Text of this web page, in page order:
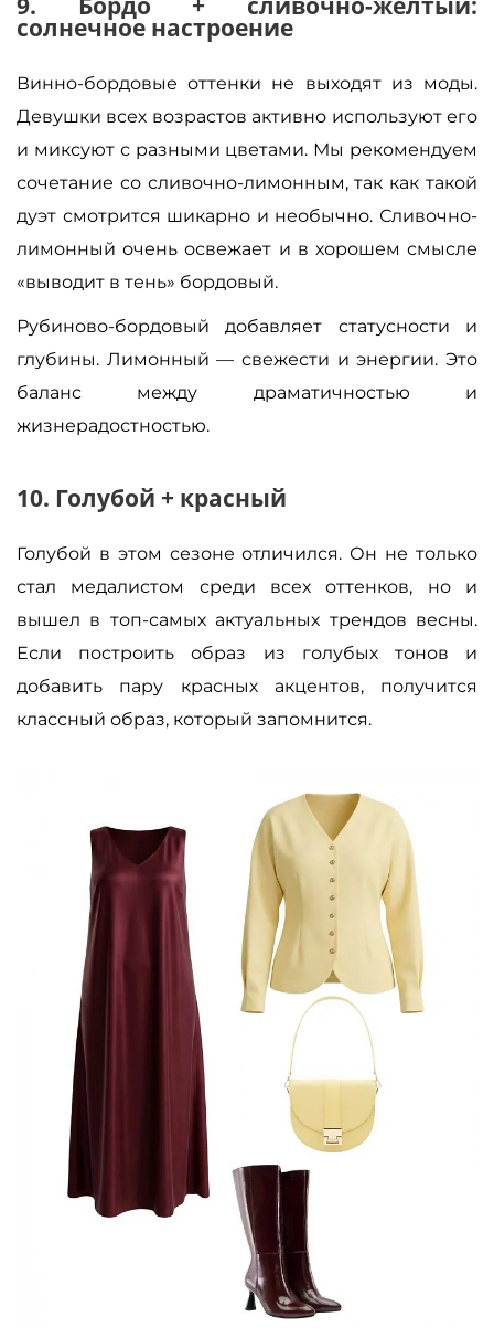
солнечное настроение
Винно-бордовые оттенки не выходят из моды.
Девушки всех возрастов активно используют его
и миксуют с разными цветами. Мы рекомендуем
сочетание со сливочно-лимонным, так как такой
дуэт смотрится шикарно и необычно. Сливочно-
лимонный очень освежает и в хорошем смысле
«выводит в тень» бордовый.
Рубиново-бордовый добавляет статусности и
глубины. Лимонный — свежести и энергии. Это
баланс между драматичностью и
жизнерадостностью.
10. Голубой + красный
Голубой в этом сезоне отличился. Он не только
стал медалистом среди всех оттенков, но и
вышел в топ-самых актуальных трендов весны.
Если построить образ из голубых тонов и
добавить пару красных акцентов, получится
классный образ, который запомнится.